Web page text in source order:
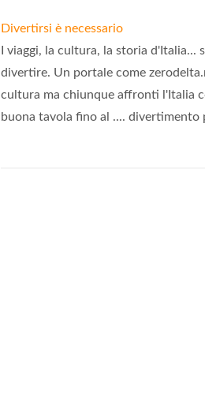
Divertirsi è necessario
I viaggi, la cultura, la storia
divertire. Un portale come
cultura ma chiunque affronti l'Italia
buona tavola fino al .... divertimento